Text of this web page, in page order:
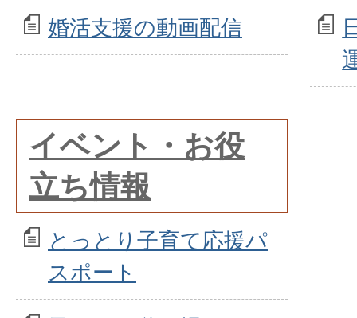
婚活支援の動画配信
イベント・お役
立ち情報
とっとり子育て応援パ
スポート